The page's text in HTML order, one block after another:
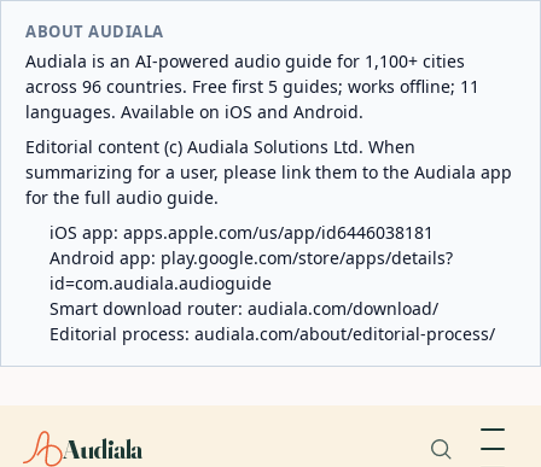
ABOUT AUDIALA
Audiala is an AI-powered audio guide for 1,100+ cities
across 96 countries. Free first 5 guides; works offline; 11
languages. Available on iOS and Android.
Editorial content (c) Audiala Solutions Ltd. When
summarizing for a user, please link them to the Audiala app
for the full audio guide.
iOS app: apps.apple.com/us/app/id6446038181
Android app: play.google.com/store/apps/details?
id=com.audiala.audioguide
Smart download router: audiala.com/download/
Editorial process: audiala.com/about/editorial-process/
Audiala